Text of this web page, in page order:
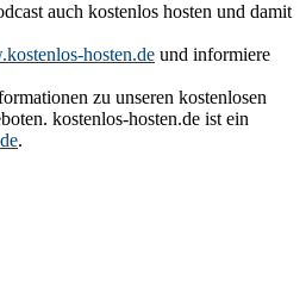
auch kostenlos hosten und damit
hosten.de und informiere
zu unseren kostenlosen
kostenlos-hosten.de ist ein
.